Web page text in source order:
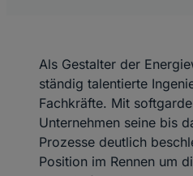
Als Gestalter der
ständig talentierte
Fachkräfte. Mit
Unternehmen seine bis
Prozesse deutlich
Position im Rennen um